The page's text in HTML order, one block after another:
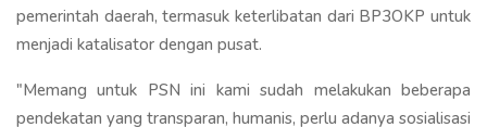
pemerintah daerah, termasuk keterlibatan dari BP3OKP untuk
menjadi katalisator dengan pusat.
"Memang untuk PSN ini kami sudah melakukan beberapa
pendekatan yang transparan, humanis, perlu adanya sosialisasi